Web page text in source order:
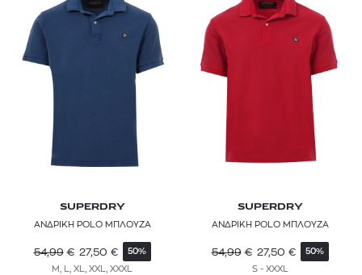
SUPERDRY
ΑΝΔΡΙΚΗ POLO ΜΠΛΟΥΖΑ
54,99 € 27,50 € 50%
M, L, XL, XXL, XXXL
SUPERDRY
ΑΝΔΡΙΚΗ POLO ΜΠΛΟΥΖΑ
54,99 € 27,50 € 50%
S - XXXL